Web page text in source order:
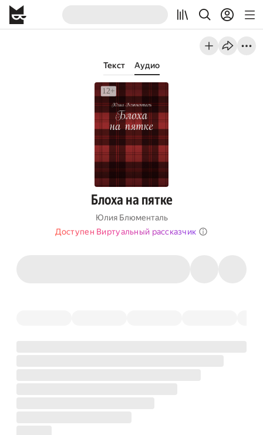
Текст Аудио
Блоха на пятке
Юлия Блюменталь
Доступен Виртуальный рассказчик